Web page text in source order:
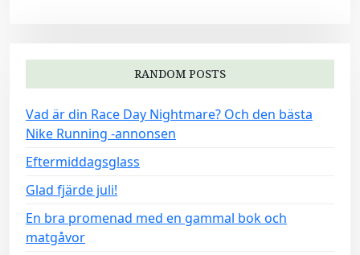
RANDOM POSTS
Vad är din Race Day Nightmare? Och den bästa
Nike Running -annonsen
Eftermiddagsglass
Glad fjärde juli!
En bra promenad med en gammal bok och
matgåvor